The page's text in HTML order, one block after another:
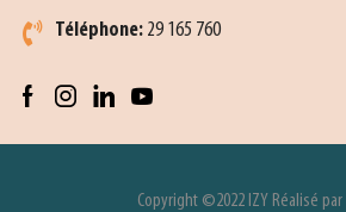
Téléphone: 29 165 760
Copyright ©2022 IZY Réalisé par